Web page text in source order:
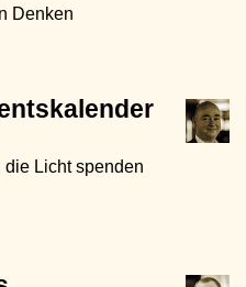
Denken
Licht spenden